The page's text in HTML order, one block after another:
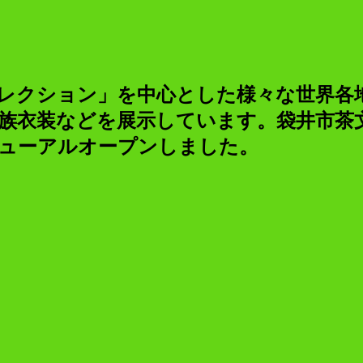
クション」を中心とした様々な世界
衣装などを展示しています。袋井市
ーアルオープンしました。